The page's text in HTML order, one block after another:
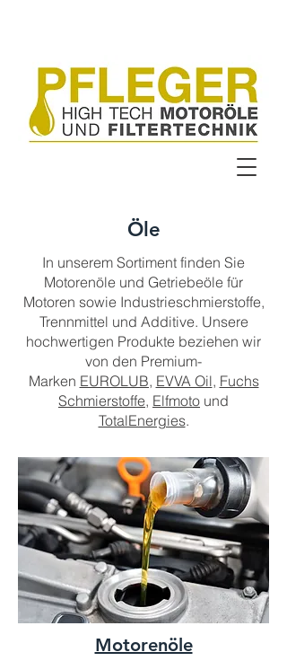
Öle
In unserem Sortiment finden Sie
Motorenöle und Getriebeöle für
Motoren sowie Industrieschmierstoffe,
Trennmittel und Additive. Unsere
hochwertigen Produkte beziehen wir
von den Premium-
Marken EUROLUB, EVVA Oil, Fuchs
Schmierstoffe, Elfmoto und
TotalEnergies.
Motorenöle